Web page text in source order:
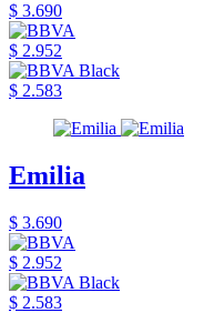
$ 3.690
$ 2.952
$ 2.583
Emilia
$ 3.690
$ 2.952
$ 2.583